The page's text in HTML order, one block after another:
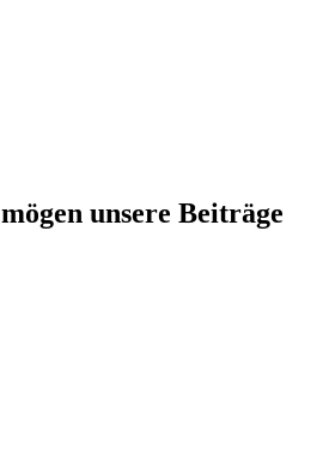
unsere Beiträge